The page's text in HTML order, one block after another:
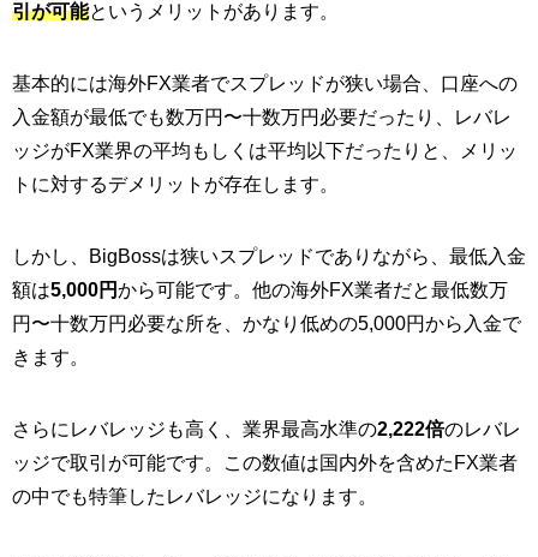
引が可能というメリットがあります。
基本的には海外FX業者でスプレッドが狭い場合、口座への
入金額が最低でも数万円〜十数万円必要だったり、レバレ
ッジがFX業界の平均もしくは平均以下だったりと、メリッ
トに対するデメリットが存在します。
しかし、BigBossは狭いスプレッドでありながら、最低入金
額は5,000円から可能です。他の海外FX業者だと最低数万
円〜十数万円必要な所を、かなり低めの5,000円から入金で
きます。
さらにレバレッジも高く、業界最高水準の2,222倍のレバレ
ッジで取引が可能です。この数値は国内外を含めたFX業者
の中でも特筆したレバレッジになります。